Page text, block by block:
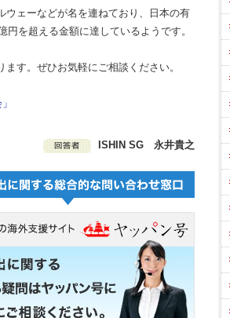
ウェーなどが名を連ねており、日本の有
を超える金額に達しているようです。
す。ぜひお気軽にご相談ください。
ISHIN SG 永井貴之